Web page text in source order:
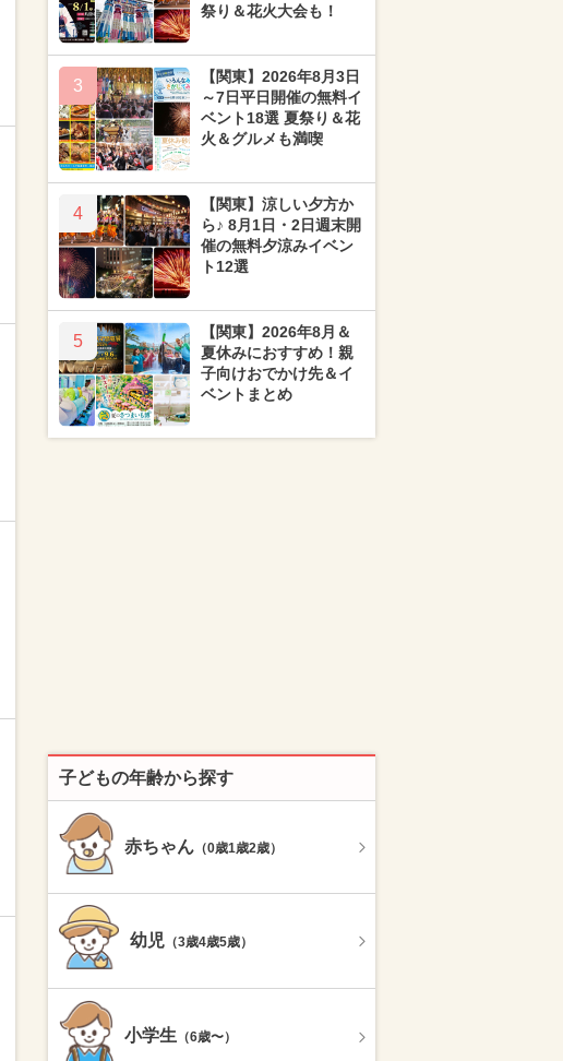
祭り＆花火大会も！
3
【関東】2026年8月3日
～7日平日開催の無料イ
ベント18選 夏祭り＆花
火＆グルメも満喫
4
【関東】涼しい夕方か
ら♪ 8月1日・2日週末開
催の無料夕涼みイベン
ト12選
5
【関東】2026年8月＆
夏休みにおすすめ！親
子向けおでかけ先＆イ
ベントまとめ
子どもの年齢から探す
赤ちゃん （0歳1歳2歳）
幼児 （3歳4歳5歳）
小学生 （6歳〜）